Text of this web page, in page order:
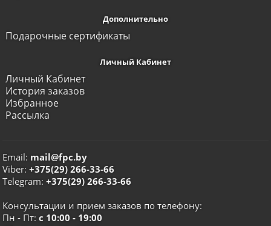
Дополнительно
Подарочные сертификаты
Личный Кабинет
Личный Кабинет
История заказов
Избранное
Рассылка
Email: mail@fpc.by
Viber:+375(29) 266-33-66
Telegram:+375(29) 266-33-66
Консультации и прием заказов по телефону:
Пн - Пт:с 10:00 - 19:00